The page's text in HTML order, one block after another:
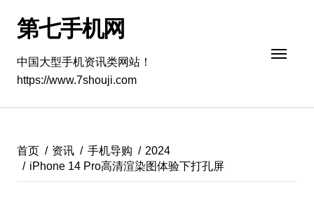
第七手机网
中国大型手机资讯类网站！
https://www.7shouji.com
首页 资讯 手机导购
2024
iPhone 14 Pro高清渲染图体验下打孔屏